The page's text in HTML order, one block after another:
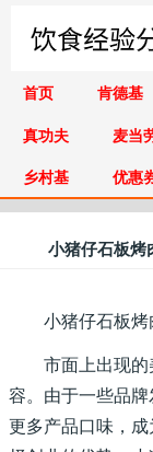
首页 肯德基
真功夫 麦当
乡村基 优惠
小猪仔石板烤
小猪仔石板烤
市面上出现
容。由于一些品
更多产品口味，